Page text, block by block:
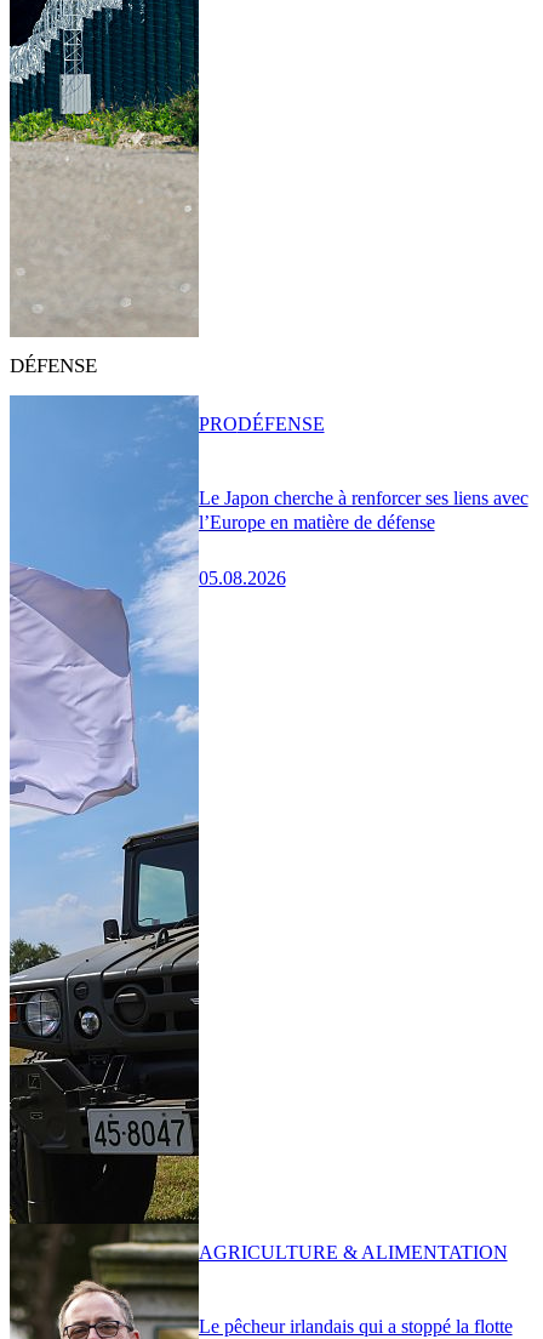
DÉFENSE
Le Japon cherche à renforcer ses liens avec
l’Europe en matière de défense
05.08.2026
PRODÉFENSE
Le pêcheur irlandais qui a stoppé la flotte
AGRICULTURE & ALIMENTATION